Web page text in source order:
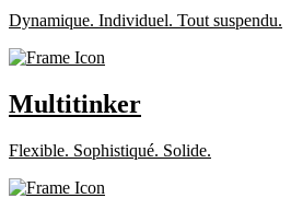
Dynamique. Individuel. Tout suspendu.
Multitinker
Flexible. Sophistiqué. Solide.